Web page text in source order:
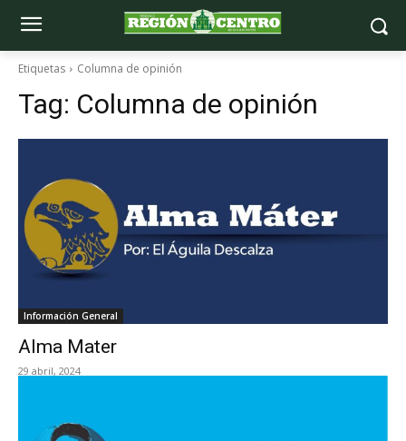
Etiquetas Columna de opinión
Tag: Columna de opinión
Información General
Alma Mater
29 abril, 2024